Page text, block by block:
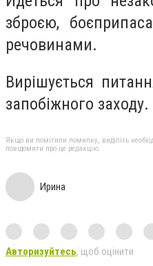
зброєю,
речовинами.
Вирішується
запобіжного заходу.
Якщо ви помітили помилку, виділіть
повідомити про це редакцію
Ирина
Авторизуйтесь, щоб оцінити